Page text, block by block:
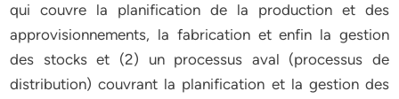
qui couvre la planification de la production et des
approvisionnements, la fabrication et enfin la gestion
des stocks et (2) un processus aval (processus de
distribution) couvrant la planification et la gestion des